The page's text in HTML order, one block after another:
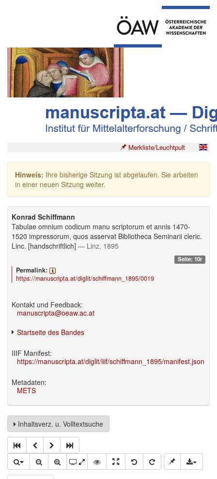
Merkliste/Leuchtpult
Hinweis: Ihre bisherige Sitzung ist abgelaufen. Sie arbeiten
in einer neuen Sitzung weiter.
Konrad Schiffmann
Tabulae omnium codicum manu scriptorum et annis 1470-
1520 impressorum, quos asservat Bibliotheca Seminarii cleric.
Linc. [handschriftlich] — Linz, 1895
Seite: 10r
Permalink:
https://manuscripta.at/diglit/schiffmann_1895/0019
Kontakt und Feedback:
manuscripta@oeaw.ac.at
Startseite des Bandes
IIIF Manifest:
https://manuscripta.at/diglit/iiif/schiffmann_1895/manifest.json
Metadaten:
METS
Inhaltsverz. u. Volltextsuche